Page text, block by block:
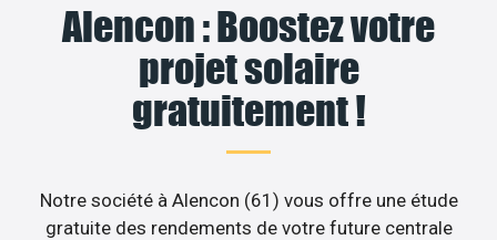
Alencon : Boostez votre
projet solaire
gratuitement !
Notre société à Alencon (61) vous offre une étude
gratuite des rendements de votre future centrale